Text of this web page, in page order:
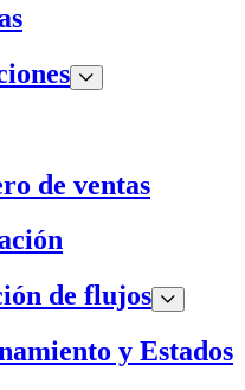
de ventas
de flujos
y Estados